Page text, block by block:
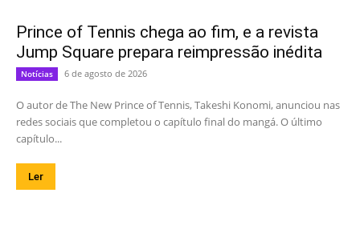
Prince of Tennis chega ao fim, e a revista
Jump Square prepara reimpressão inédita
Notícias 6 de agosto de 2026
O autor de The New Prince of Tennis, Takeshi Konomi, anunciou nas
redes sociais que completou o capítulo final do mangá. O último
capítulo...
Ler